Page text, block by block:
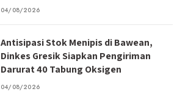
04/08/2026
Antisipasi Stok Menipis di Bawean,
Dinkes Gresik Siapkan Pengiriman
Darurat 40 Tabung Oksigen
04/08/2026